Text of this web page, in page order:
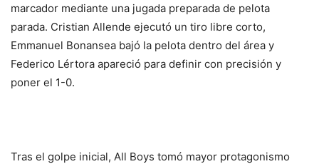
marcador mediante una jugada preparada de pelota
parada. Cristian Allende ejecutó un tiro libre corto,
Emmanuel Bonansea bajó la pelota dentro del área y
Federico Lértora apareció para definir con precisión y
poner el 1-0.
Tras el golpe inicial, All Boys tomó mayor protagonismo